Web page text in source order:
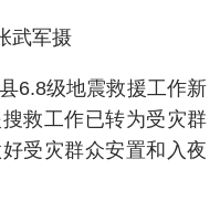
军摄
级地震救援工作新
救工作已转为受灾群
受灾群众安置和入夜